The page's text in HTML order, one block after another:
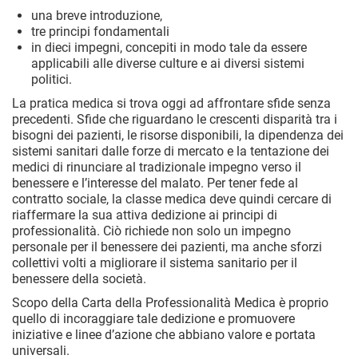
una breve introduzione,
tre principi fondamentali
in dieci impegni, concepiti in modo tale da essere
applicabili alle diverse culture e ai diversi sistemi
politici.
La pratica medica si trova oggi ad affrontare sfide senza
precedenti. Sfide che riguardano le crescenti disparità tra i
bisogni dei pazienti, le risorse disponibili, la dipendenza dei
sistemi sanitari dalle forze di mercato e la tentazione dei
medici di rinunciare al tradizionale impegno verso il
benessere e l’interesse del malato. Per tener fede al
contratto sociale, la classe medica deve quindi cercare di
riaffermare la sua attiva dedizione ai principi di
professionalità. Ciò richiede non solo un impegno
personale per il benessere dei pazienti, ma anche sforzi
collettivi volti a migliorare il sistema sanitario per il
benessere della società.
Scopo della Carta della Professionalità Medica è proprio
quello di incoraggiare tale dedizione e promuovere
iniziative e linee d’azione che abbiano valore e portata
universali.